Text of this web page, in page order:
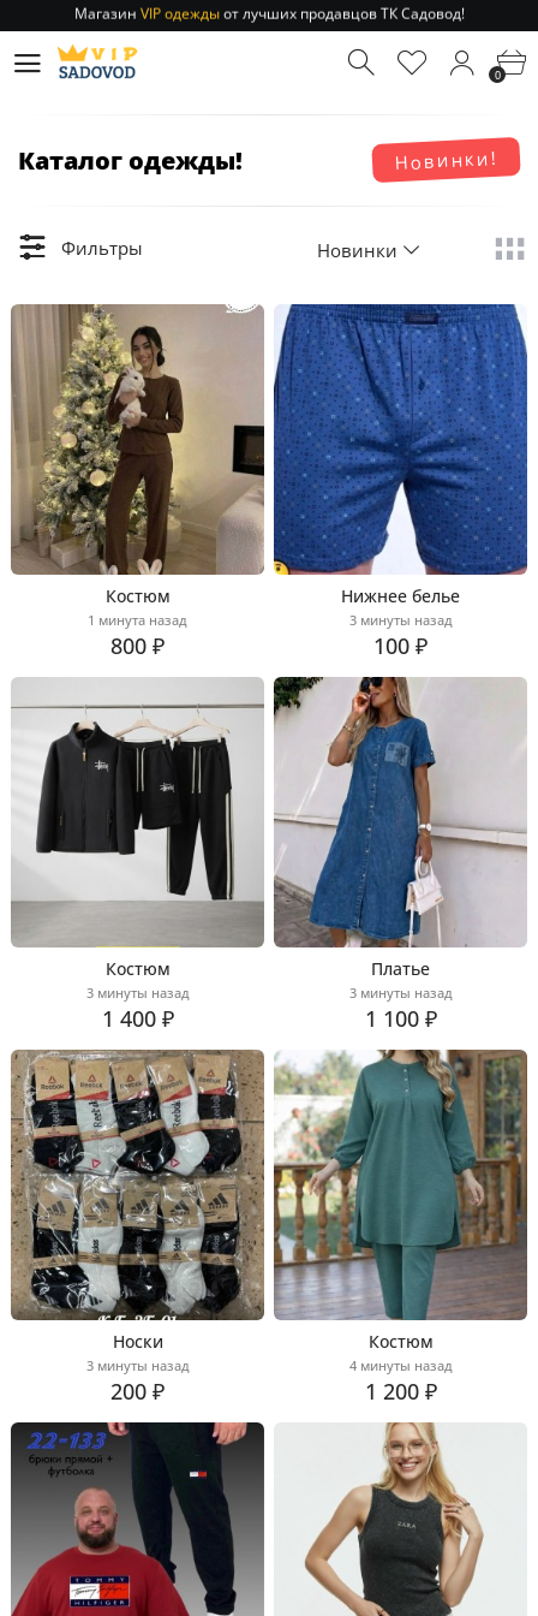
Отправление заказа 1-3 дняпо РФ и МСК!
Магазин
от лучших продавцов ТК Садовод!
0
Новинки!
Каталог одежды!
Фильтры Новинки
Костюм
1 минута назад
800 ₽
Нижнее белье
3 минуты назад
100 ₽
Костюм
3 минуты назад
1 400 ₽
Платье
3 минуты назад
1 100 ₽
Носки
3 минуты назад
200 ₽
Костюм
4 минуты назад
1 200 ₽